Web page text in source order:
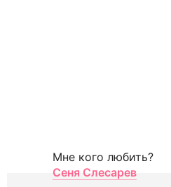
Мне кого любить?
Сеня Слесарев